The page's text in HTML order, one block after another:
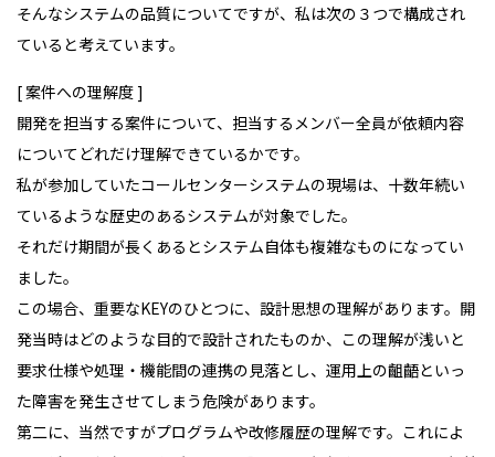
そんなシステムの品質についてですが、私は次の３つで構成され
ていると考えています。
[ 案件への理解度 ]
開発を担当する案件について、担当するメンバー全員が依頼内容
についてどれだけ理解できているかです。
私が参加していたコールセンターシステムの現場は、十数年続い
ているような歴史のあるシステムが対象でした。
それだけ期間が長くあるとシステム自体も複雑なものになってい
ました。
この場合、重要なKEYのひとつに、設計思想の理解があります。開
発当時はどのような目的で設計されたものか、この理解が浅いと
要求仕様や処理・機能間の連携の見落とし、運用上の齟齬といっ
た障害を発生させてしまう危険があります。
第二に、当然ですがプログラムや改修履歴の理解です。これによ